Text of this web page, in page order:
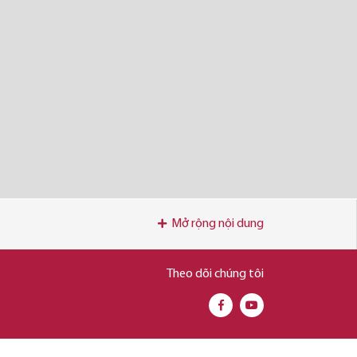
Mở rộng nội dung
Theo dõi chúng tôi